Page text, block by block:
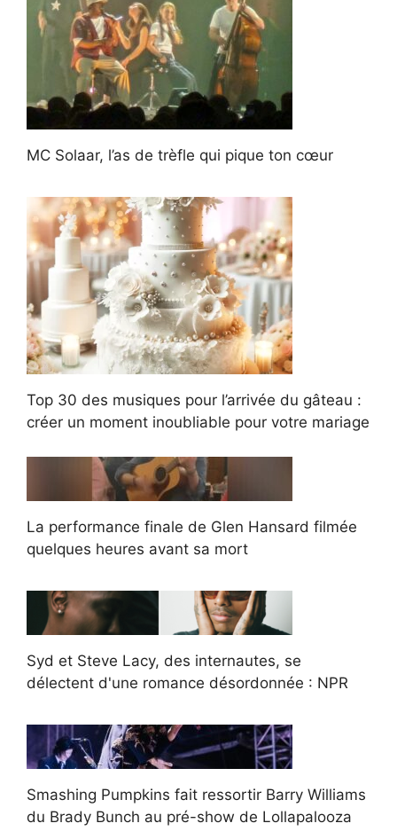
MC Solaar, l’as de trèfle qui pique ton cœur
Top 30 des musiques pour l’arrivée du gâteau :
créer un moment inoubliable pour votre mariage
La performance finale de Glen Hansard filmée
quelques heures avant sa mort
Syd et Steve Lacy, des internautes, se
délectent d'une romance désordonnée : NPR
Smashing Pumpkins fait ressortir Barry Williams
du Brady Bunch au pré-show de Lollapalooza